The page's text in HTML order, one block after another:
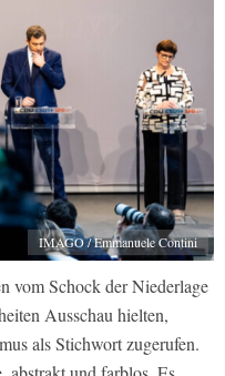
IMAGO / Emmanuele Contini
vom Schock der Niederlage
Ausschau hielten,
als Stichwort zugerufen.